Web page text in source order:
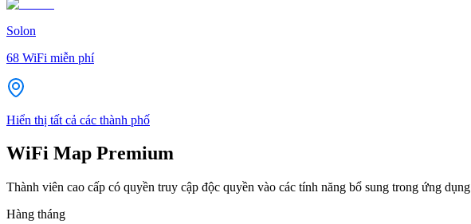
Solon
68 WiFi miễn phí
Hiển thị tất cả các thành phố
WiFi Map Premium
Thành viên cao cấp có quyền truy cập độc quyền vào các tính năng bổ sung trong ứng dụng
Hàng tháng